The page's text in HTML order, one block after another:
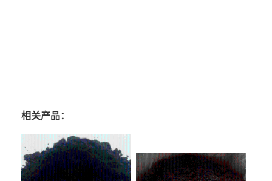
相关产品：